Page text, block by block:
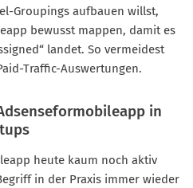
Groupings aufbauen willst,
bewusst mappen, damit es
landet. So vermeidest
Traffic-Auswertungen.
in
heute kaum noch aktiv
in der Praxis immer wieder